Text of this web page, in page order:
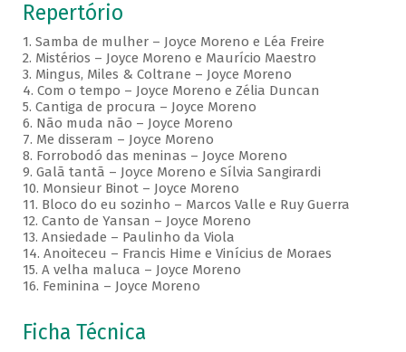
Repertório
1. Samba de mulher – Joyce Moreno e Léa Freire
2. Mistérios – Joyce Moreno e Maurício Maestro
3. Mingus, Miles & Coltrane – Joyce Moreno
4. Com o tempo – Joyce Moreno e Zélia Duncan
5. Cantiga de procura – Joyce Moreno
6. Não muda não – Joyce Moreno
7. Me disseram – Joyce Moreno
8. Forrobodó das meninas – Joyce Moreno
9. Galã tantã – Joyce Moreno e Sílvia Sangirardi
10. Monsieur Binot – Joyce Moreno
11. Bloco do eu sozinho – Marcos Valle e Ruy Guerra
12. Canto de Yansan – Joyce Moreno
13. Ansiedade – Paulinho da Viola
14. Anoiteceu – Francis Hime e Vinícius de Moraes
15. A velha maluca – Joyce Moreno
16. Feminina – Joyce Moreno
Ficha Técnica